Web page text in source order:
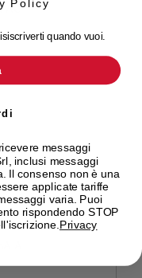
AC
A
Policy
quando vuoi.
messaggi
inclusi messaggi
Il consenso non è una
applicate tariffe
varia. Puoi
rispondendo STOP
Privacy